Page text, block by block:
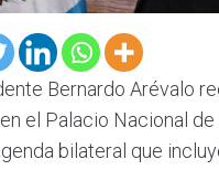
Bernardo Arévalo
el Palacio Nacional
bilateral que